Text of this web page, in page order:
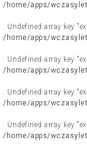
/home/apps/
: Undefined array key
/home/apps/
: Undefined array key
/home/apps/
: Undefined array key
/home/apps/
: Undefined array key
/home/apps/